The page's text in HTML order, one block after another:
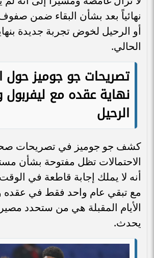
نهائياً بعد بشأن البقاء ضمن
أو الرحيل لخوض تجربة جديدة
الحالي.
تصريحات جو جوميز حول
نهاية عقده مع ليفربول
الرحيل
كشف جو جوميز في تصريحات
الاحتمالات تظل مفتوحة بشأن
أنه لا يملك إجابة قاطعة في
مع تبقي عام واحد فقط في عقده
الأيام المقبلة هي من ستحدد
يحدث.